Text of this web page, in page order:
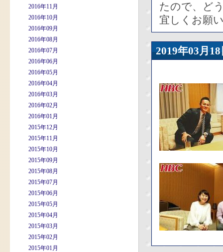
2016年11月
2016年10月
2016年09月
2016年08月
2016年07月
2016年06月
2016年05月
2016年04月
2016年03月
2016年02月
2016年01月
2015年12月
2015年11月
2015年10月
2015年09月
2015年08月
2015年07月
2015年06月
2015年05月
2015年04月
2015年03月
2015年02月
2015年01月
たので、ど
宜しくお願
2019年03